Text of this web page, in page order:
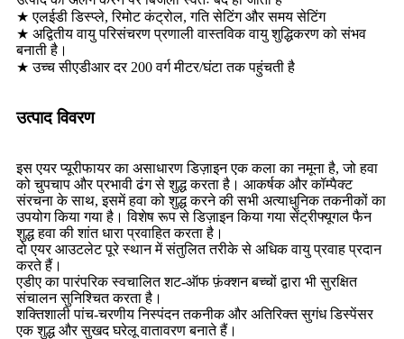
★ एलईडी डिस्प्ले, रिमोट कंट्रोल, गति सेटिंग और समय सेटिंग
★ अद्वितीय वायु परिसंचरण प्रणाली वास्तविक वायु शुद्धिकरण को संभव
बनाती है।
★ उच्च सीएडीआर दर 200 वर्ग मीटर/घंटा तक पहुंचती है
उत्पाद विवरण
इस एयर प्यूरीफायर का असाधारण डिज़ाइन एक कला का नमूना है, जो हवा
को चुपचाप और प्रभावी ढंग से शुद्ध करता है। आकर्षक और कॉम्पैक्ट
संरचना के साथ, इसमें हवा को शुद्ध करने की सभी अत्याधुनिक तकनीकों का
उपयोग किया गया है। विशेष रूप से डिज़ाइन किया गया सेंट्रीफ्यूगल फैन
शुद्ध हवा की शांत धारा प्रवाहित करता है।
दो एयर आउटलेट पूरे स्थान में संतुलित तरीके से अधिक वायु प्रवाह प्रदान
करते हैं।
एडीए का पारंपरिक स्वचालित शट-ऑफ फ़ंक्शन बच्चों द्वारा भी सुरक्षित
संचालन सुनिश्चित करता है।
शक्तिशाली पांच-चरणीय निस्पंदन तकनीक और अतिरिक्त सुगंध डिस्पेंसर
एक शुद्ध और सुखद घरेलू वातावरण बनाते हैं।